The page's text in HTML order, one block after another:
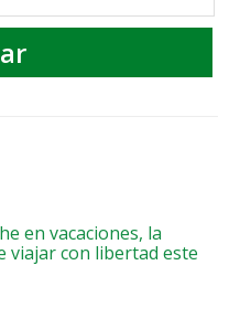
en vacaciones, la
viajar con libertad este